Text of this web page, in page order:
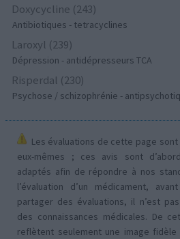
Doxycycline (243)
Antibiotiques - tetracyclines
Laroxyl (239)
Dépression - antidépresseurs TCA
Risperdal (230)
Psychose / schizophrénie -
Les évaluations de cette page
eux-mêmes ; ces avis sont
adaptés afin de répondre à nos
l’évaluation d’un médicament,
partager des évaluations, il n’est
des connaissances médicales. De
reflètent seulement une image